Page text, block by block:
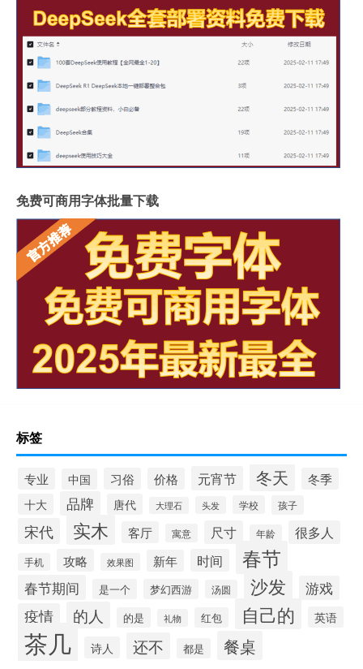
免费可商用字体批量下载
标签
专业 中国 习俗 价格 元宵节 冬天 冬季
十大 品牌 唐代 大理石 头发 学校 孩子
宋代 实木 客厅 寓意 尺寸 年龄 很多人
手机 攻略 效果图 新年 时间 春节
春节期间 是一个 梦幻西游 汤圆 沙发 游戏
疫情 的人 的是 礼物 红包 自己的 英语
茶几 诗人 还不 都是 餐桌